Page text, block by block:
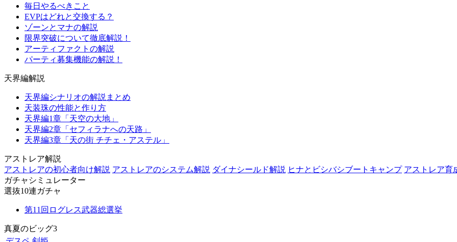
毎日やるべきこと
EVPはどれと交換する？
ゾーンとマナの解説
限界突破について徹底解説！
アーティファクトの解説
パーティ募集機能の解説！
天界編解説
天界編シナリオの解説まとめ
天装珠の性能と作り方
天界編1章「天空の大地」
天界編2章「セフィラナへの天路」
天界編3章「天の街 チチェ・アステル」
アストレア解説
アストレアの初心者向け解説 アストレアのシステム解説 ダイナシールド解説 ヒナとビシバシブートキャンプ アストレア育
ガチャシミュレーター
選抜10連ガチャ
第11回ログレス武器総選挙
真夏のビッグ3